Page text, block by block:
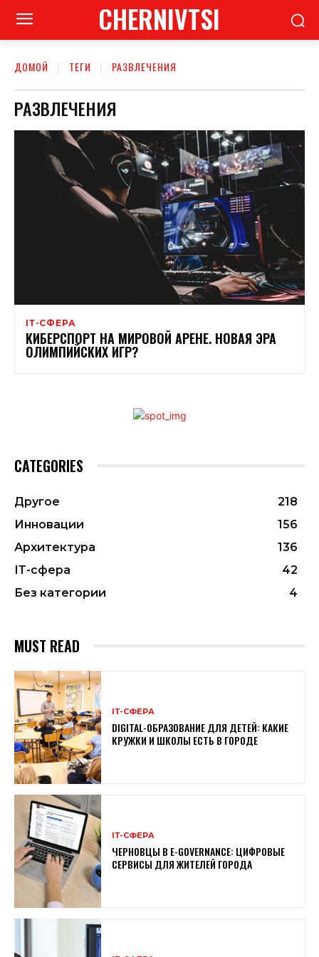
CHERNIVTSI
ДОМОЙ ТЕГИ РАЗВЛЕЧЕНИЯ
РАЗВЛЕЧЕНИЯ
ІТ-СФЕРА
КИБЕРСПОРТ НА МИРОВОЙ АРЕНЕ. НОВАЯ ЭРА
ОЛИМПИЙСКИХ ИГР?
CATEGORIES
Другое
218
Инновации
156
Архитектура
136
ІТ-сфера
42
Без категории
4
MUST READ
ІТ-СФЕРА
DIGITAL-ОБРАЗОВАНИЕ ДЛЯ ДЕТЕЙ: КАКИЕ
КРУЖКИ И ШКОЛЫ ЕСТЬ В ГОРОДЕ
ІТ-СФЕРА
ЧЕРНОВЦЫ В E-GOVERNANCE: ЦИФРОВЫЕ
СЕРВИСЫ ДЛЯ ЖИТЕЛЕЙ ГОРОДА